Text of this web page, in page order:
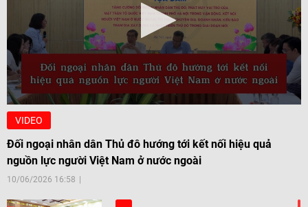
VIDEO
Đối ngoại nhân dân Thủ đô hướng tới kết nối hiệu quả
nguồn lực người Việt Nam ở nước ngoài
10/06/2026 16:58